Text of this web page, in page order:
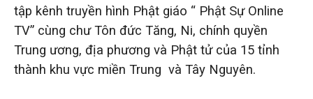
tập kênh truyền hình Phật giáo “ Phật Sự Online
TV” cùng chư Tôn đức Tăng, Ni, chính quyền
Trung ương, địa phương và Phật tử của 15 tỉnh
thành khu vực miền Trung và Tây Nguyên.